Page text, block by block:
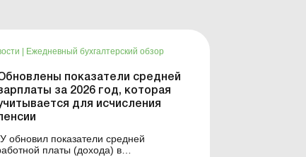
Ежедневный бухгалтерский обзор
показатели средней
за 2026 год, которая
для исчисления
обновил показатели средней
платы (дохода) в